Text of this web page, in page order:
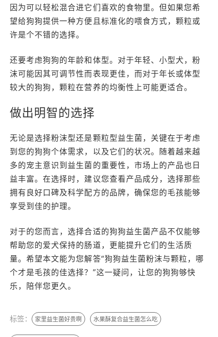
因为可以轻松混合进它们喜欢的食物里。但如果您希
望给狗狗提供一种方便且标准化的喂食方式，颗粒或
许是个不错的选择。
还要考虑狗狗的年龄和体型。对于年轻、小型犬，粉
沫可能因其可调节性而表现更佳，而对于年长或体型
较大的狗狗，颗粒在营养的均衡性上可能更适合。
做出明智的选择
无论是选择粉沫型还是颗粒型益生菌，关键在于考虑
到您的狗狗个体需求，以及它们的状况。随着越来越
多的宠主意识到益生菌的重要性，市场上的产品也日
益丰富。在选择时，建议您查看产品成分，选择那些
拥有良好口碑及科学配方的品牌，确保您的毛孩能够
享受到佳的护理。
对于的您而言，选择合适的狗狗益生菌产品不仅能够
帮助您的爱犬保持的肠道，更能提升它们的生活质
量。希望本文能为您解答“狗狗益生菌粉沫与颗粒，哪
个才是毛孩的佳选择？”这一疑问，让您的狗狗够快
乐，陪伴您更久。
标签： 家里益生菌好贵啊 水果酥复合益生菌怎么吃